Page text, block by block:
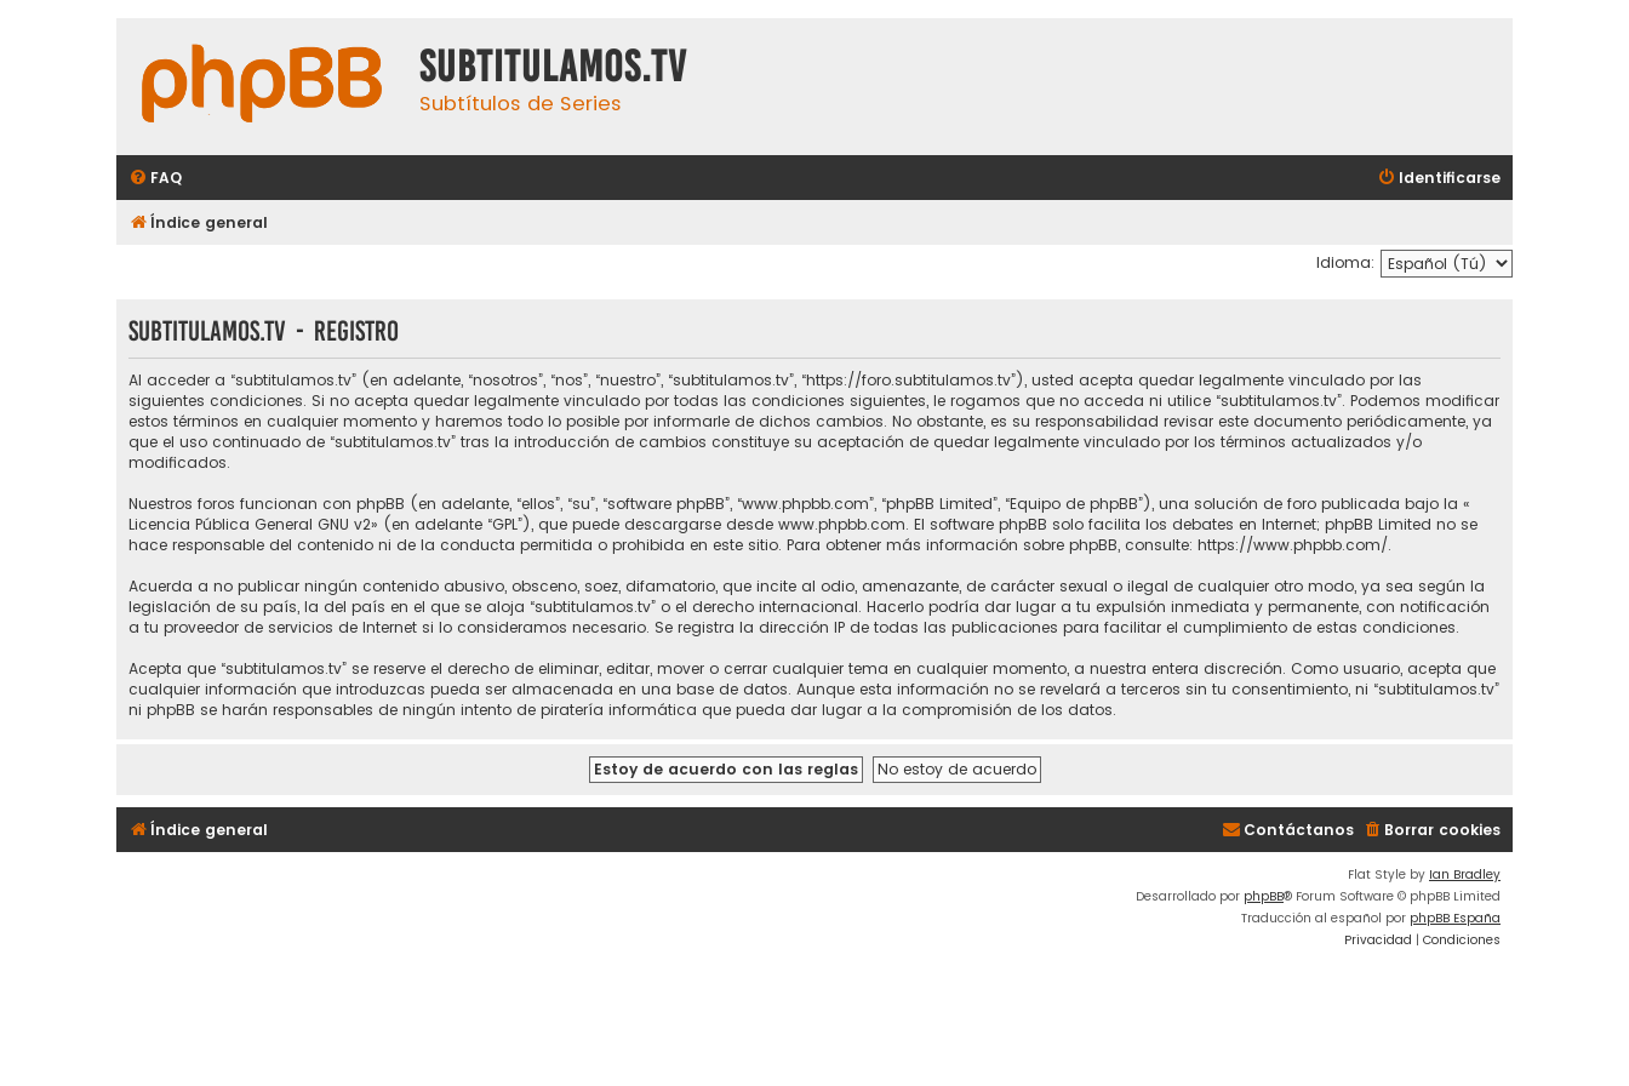
subtitulamos.tv
Subtítulos de Series
FAQ Identificarse
Índice general
Idioma:
subtitulamos.tv - Registro
Al acceder a “subtitulamos.tv” (en adelante, “nosotros”, “nos”, “nuestro”, “subtitulamos.tv”, “https://foro.subtitulamos.tv”), usted acepta quedar legalmente vinculado por las
siguientes condiciones. Si no acepta quedar legalmente vinculado por todas las condiciones siguientes, le rogamos que no acceda ni utilice “subtitulamos.tv”. Podemos modificar
estos términos en cualquier momento y haremos todo lo posible por informarle de dichos cambios. No obstante, es su responsabilidad revisar este documento periódicamente, ya
que el uso continuado de “subtitulamos.tv” tras la introducción de cambios constituye su aceptación de quedar legalmente vinculado por los términos actualizados y/o
modificados.
Nuestros foros funcionan con phpBB (en adelante, “ellos”, “su”, “software phpBB”, “www.phpbb.com”, “phpBB Limited”, “Equipo de phpBB”), una solución de foro publicada bajo la «
Licencia Pública General GNU v2» (en adelante “GPL”), que puede descargarse desde www.phpbb.com. El software phpBB solo facilita los debates en Internet; phpBB Limited no se
hace responsable del contenido ni de la conducta permitida o prohibida en este sitio. Para obtener más información sobre phpBB, consulte: https://www.phpbb.com/.
Acuerda a no publicar ningún contenido abusivo, obsceno, soez, difamatorio, que incite al odio, amenazante, de carácter sexual o ilegal de cualquier otro modo, ya sea según la
legislación de su país, la del país en el que se aloja “subtitulamos.tv” o el derecho internacional. Hacerlo podría dar lugar a tu expulsión inmediata y permanente, con notificación
a tu proveedor de servicios de Internet si lo consideramos necesario. Se registra la dirección IP de todas las publicaciones para facilitar el cumplimiento de estas condiciones.
Acepta que “subtitulamos.tv” se reserve el derecho de eliminar, editar, mover o cerrar cualquier tema en cualquier momento, a nuestra entera discreción. Como usuario, acepta que
cualquier información que introduzcas pueda ser almacenada en una base de datos. Aunque esta información no se revelará a terceros sin tu consentimiento, ni “subtitulamos.tv”
ni phpBB se harán responsables de ningún intento de piratería informática que pueda dar lugar a la compromisión de los datos.
Índice general Borrar cookies
Contáctanos
Flat Style by Ian Bradley
Desarrollado por phpBB® Forum Software © phpBB Limited
Traducción al español por phpBB España
Privacidad | Condiciones